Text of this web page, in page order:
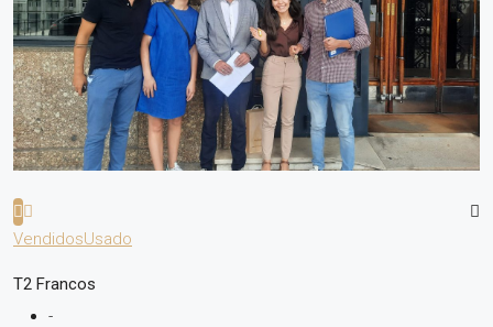
VendidosUsado
T2 Francos
-